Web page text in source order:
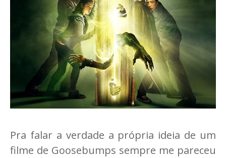
Pra falar a verdade a própria ideia de um
filme de Goosebumps sempre me pareceu